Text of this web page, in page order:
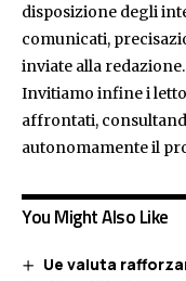
disposizione degli
comunicati,
inviate alla redazione.
Invitiamo infine i
affrontati,
autonomamente il
You Might Also Like
Ue valuta